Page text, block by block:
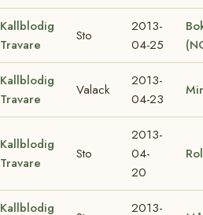
Kallblodig
Travare
Sto
2013-
04-25
Kallblodig
Travare
Valack
2013-
04-23
Kallblodig
Travare
Sto
2013-
04-
20
Kallblodig
2013-